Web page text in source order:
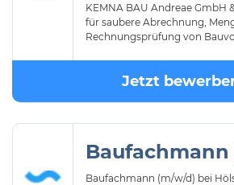
KEMNA BAU Andreae GmbH
für saubere Abrechnung,
Rechnungsprüfung von
Jetzt
Baufachmann (m/w/d) bei